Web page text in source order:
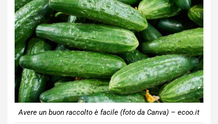
Avere un buon raccolto è facile (foto da Canva) – ecoo.it